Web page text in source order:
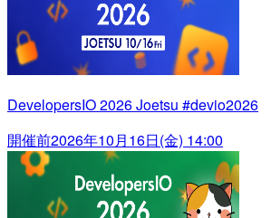
DevelopersIO 2026 Joetsu #devio2026
開催前2026年10月16日(金) 14:00